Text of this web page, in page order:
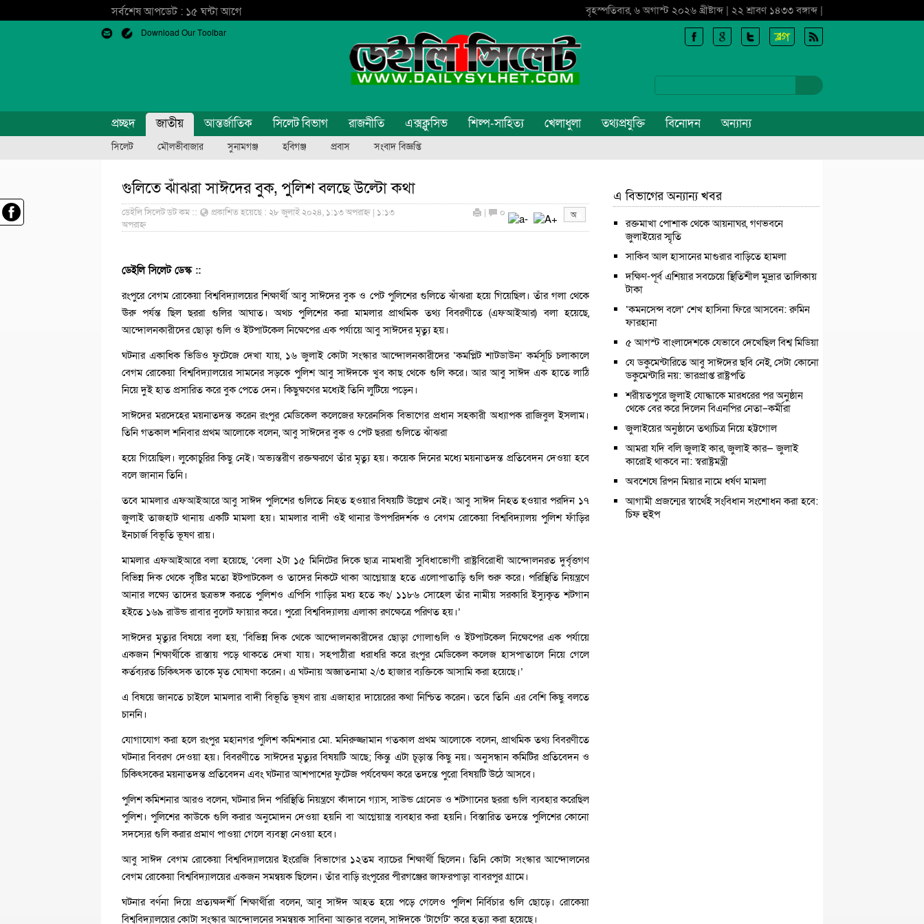
সর্বশেষ আপডেট : ১৫ ঘন্টা আগে বৃহস্পতিবার, ৬ অগাস্ট ২০২৬ খ্রীষ্টাব্দ | ২২ শ্রাবণ ১৪৩৩ বঙ্গাব্দ |
Download Our Toolbar
প্রচ্ছদ জাতীয় আন্তর্জাতিক সিলেট বিভাগ রাজনীতি এক্সক্লুসিভ শিল্প-সাহিত্য খেলাধুলা তথ্যপ্রযুক্তি বিনোদন অন্যান্য
সিলেট মৌলভীবাজার সুনামগঞ্জ হবিগঞ্জ প্রবাস সংবাদ বিজ্ঞপ্তি
গুলিতে ঝাঁঝরা সাঈদের বুক, পুলিশ বলছে উল্টো কথা
ডেইলি সিলেট ডট কম ::
প্রকাশিত হয়েছে : ২৮ জুলাই ২০২৪, ১:১৩ অপরাহ্ন | ১:১৩
অপরাহ্ন
| ০
ডেইলি সিলেট ডেস্ক ::
রংপুরে বেগম রোকেয়া বিশ্ববিদ্যালয়ের শিক্ষার্থী আবু সাঈদের বুক ও পেট পুলিশের গুলিতে ঝাঁঝরা হয়ে গিয়েছিল। তাঁর গলা থেকে
ঊরু পর্যন্ত ছিল ছররা গুলির আঘাত। অথচ পুলিশের করা মামলার প্রাথমিক তথ্য বিবরণীতে (এফআইআর) বলা হয়েছে,
আন্দোলনকারীদের ছোড়া গুলি ও ইটপাটকেল নিক্ষেপের এক পর্যায়ে আবু সাঈদের মৃত্যু হয়।
ঘটনার একাধিক ভিডিও ফুটেজে দেখা যায়, ১৬ জুলাই কোটা সংস্কার আন্দোলনকারীদের ‘কমপ্লিট শাটডাউন’ কর্মসূচি চলাকালে
বেগম রোকেয়া বিশ্ববিদ্যালয়ের সামনের সড়কে পুলিশ আবু সাঈদকে খুব কাছ থেকে গুলি করে। আর আবু সাঈদ এক হাতে লাঠি
নিয়ে দুই হাত প্রসারিত করে বুক পেতে দেন। কিছুক্ষণের মধ্যেই তিনি লুটিয়ে পড়েন।
সাঈদের মরদেহের ময়নাতদন্ত করেন রংপুর মেডিকেল কলেজের ফরেনসিক বিভাগের প্রধান সহকারী অধ্যাপক রাজিবুল ইসলাম।
তিনি গতকাল শনিবার প্রথম আলোকে বলেন, আবু সাঈদের বুক ও পেট ছররা গুলিতে ঝাঁঝরা
হয়ে গিয়েছিল। লুকোচুরির কিছু নেই। অভ্যন্তরীণ রক্তক্ষরণে তাঁর মৃত্যু হয়। কয়েক দিনের মধ্যে ময়নাতদন্ত প্রতিবেদন দেওয়া হবে
বলে জানান তিনি।
তবে মামলার এফআইআরে আবু সাঈদ পুলিশের গুলিতে নিহত হওয়ার বিষয়টি উল্লেখ নেই। আবু সাঈদ নিহত হওয়ার পরদিন ১৭
জুলাই তাজহাট থানায় একটি মামলা হয়। মামলার বাদী ওই থানার উপপরিদর্শক ও বেগম রোকেয়া বিশ্ববিদ্যালয় পুলিশ ফাঁড়ির
ইনচার্জ বিভূতি ভূষণ রায়।
মামলার এফআইআরে বলা হয়েছে, ‘বেলা ২টা ১৫ মিনিটের দিকে ছাত্র নামধারী সুবিধাভোগী রাষ্ট্রবিরোধী আন্দোলনরত দুর্বৃত্তগণ
বিভিন্ন দিক থেকে বৃষ্টির মতো ইটপাটকেল ও তাদের নিকটে থাকা আগ্নেয়াস্ত্র হতে এলোপাতাড়ি গুলি শুরু করে। পরিস্থিতি নিয়ন্ত্রণে
আনার লক্ষ্যে তাদের ছত্রভঙ্গ করতে পুলিশও এপিসি গাড়ির মধ্য হতে কং/ ১১৮৬ সোহেল তাঁর নামীয় সরকারি ইস্যুকৃত শটগান
হইতে ১৬৯ রাউন্ড রাবার বুলেট ফায়ার করে। পুরো বিশ্ববিদ্যালয় এলাকা রণক্ষেত্রে পরিণত হয়।’
সাঈদের মৃত্যুর বিষয়ে বলা হয়, ‘বিভিন্ন দিক থেকে আন্দোলনকারীদের ছোড়া গোলাগুলি ও ইটপাটকেল নিক্ষেপের এক পর্যায়ে
একজন শিক্ষার্থীকে রাস্তায় পড়ে থাকতে দেখা যায়। সহপাঠীরা ধরাধরি করে রংপুর মেডিকেল কলেজ হাসপাতালে নিয়ে গেলে
কর্তব্যরত চিকিৎসক তাকে মৃত ঘোষণা করেন। এ ঘটনায় অজ্ঞাতনামা ২/৩ হাজার ব্যক্তিকে আসামি করা হয়েছে।’
এ বিষয়ে জানতে চাইলে মামলার বাদী বিভূতি ভূষণ রায় এজাহার দায়েরের কথা নিশ্চিত করেন। তবে তিনি এর বেশি কিছু বলতে
চাননি।
যোগাযোগ করা হলে রংপুর মহানগর পুলিশ কমিশনার মো. মনিরুজ্জামান গতকাল প্রথম আলোকে বলেন, প্রাথমিক তথ্য বিবরণীতে
ঘটনার বিবরণ দেওয়া হয়। বিবরণীতে সাঈদের মৃত্যুর বিষয়টি আছে; কিন্তু এটা চূড়ান্ত কিছু নয়। অনুসন্ধান কমিটির প্রতিবেদন ও
চিকিৎসকের ময়নাতদন্ত প্রতিবেদন এবং ঘটনার আশপাশের ফুটেজ পর্যবেক্ষণ করে তদন্তে পুরো বিষয়টি উঠে আসবে।
পুলিশ কমিশনার আরও বলেন, ঘটনার দিন পরিস্থিতি নিয়ন্ত্রণে কাঁদানে গ্যাস, সাউন্ড গ্রেনেড ও শটগানের ছররা গুলি ব্যবহার করেছিল
পুলিশ। পুলিশের কাউকে গুলি করার অনুমোদন দেওয়া হয়নি বা আগ্নেয়াস্ত্র ব্যবহার করা হয়নি। বিস্তারিত তদন্তে পুলিশের কোনো
সদস্যের গুলি করার প্রমাণ পাওয়া গেলে ব্যবস্থা নেওয়া হবে।
আবু সাঈদ বেগম রোকেয়া বিশ্ববিদ্যালয়ের ইংরেজি বিভাগের ১২তম ব্যাচের শিক্ষার্থী ছিলেন। তিনি কোটা সংস্কার আন্দোলনের
বেগম রোকেয়া বিশ্ববিদ্যালয়ের একজন সমন্বয়ক ছিলেন। তাঁর বাড়ি রংপুরের পীরগঞ্জের জাফরপাড়া বাবরপুর গ্রামে।
ঘটনার বর্ণনা দিয়ে প্রত্যক্ষদর্শী শিক্ষার্থীরা বলেন, আবু সাঈদ আহত হয়ে পড়ে গেলেও পুলিশ নির্বিচার গুলি ছোড়ে। রোকেয়া
বিশ্ববিদ্যালয়ের কোটা সংস্কার আন্দোলনের সমন্বয়ক সাবিনা আক্তার বলেন, সাঈদকে ‘টার্গেট’ করে হত্যা করা হয়েছে।
এ বিভাগের অন্যান্য খবর
রক্তমাখা পোশাক থেকে আয়নাঘর, গণভবনে
জুলাইয়ের স্মৃতি
সাকিব আল হাসানের মাগুরার বাড়িতে হামলা
দক্ষিণ-পূর্ব এশিয়ার সবচেয়ে স্থিতিশীল মুদ্রার তালিকায়
টাকা
‘কমনসেন্স বলে’ শেখ হাসিনা ফিরে আসবেন: রুমিন
ফারহানা
৫ আগস্ট বাংলাদেশকে যেভাবে দেখেছিল বিশ্ব মিডিয়া
যে ডকুমেন্টারিতে আবু সাঈদের ছবি নেই, সেটা কোনো
ডকুমেন্টারি নয়: ভারপ্রাপ্ত রাষ্ট্রপতি
শরীয়তপুরে জুলাই যোদ্ধাকে মারধরের পর অনুষ্ঠান
থেকে বের করে দিলেন বিএনপির নেতা–কর্মীরা
জুলাইয়ের অনুষ্ঠানে তথ্যচিত্র নিয়ে হট্টগোল
আমরা যদি বলি জুলাই কার, জুলাই কার— জুলাই
কারোই থাকবে না: স্বরাষ্ট্রমন্ত্রী
অবশেষে রিপন মিয়ার নামে ধর্ষণ মামলা
আগামী প্রজন্মের স্বার্থেই সংবিধান সংশোধন করা হবে:
চিফ হুইপ